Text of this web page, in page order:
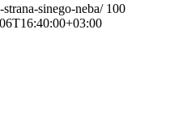
sinego-neba/ 100